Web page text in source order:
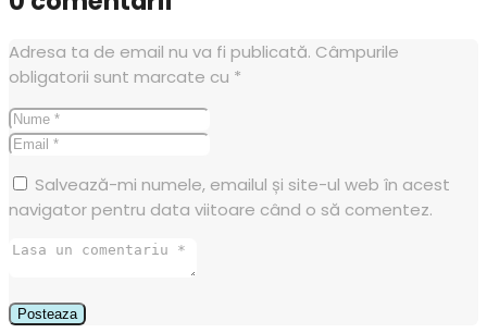
Adresa ta de email nu va fi publicată. Câmpurile
obligatorii sunt marcate cu *
Salvează-mi numele, emailul și site-ul web în acest
navigator pentru data viitoare când o să comentez.